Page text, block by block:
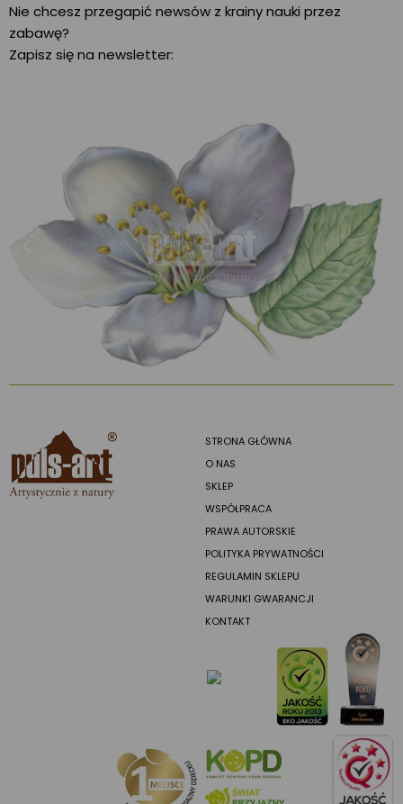
Nie chcesz przegapić newsów z krainy nauki przez
zabawę?
Zapisz się na newsletter:
STRONA GŁÓWNA
O NAS
SKLEP
WSPÓŁPRACA
PRAWA AUTORSKIE
POLITYKA PRYWATNOŚCI
REGULAMIN SKLEPU
WARUNKI GWARANCJI
KONTAKT